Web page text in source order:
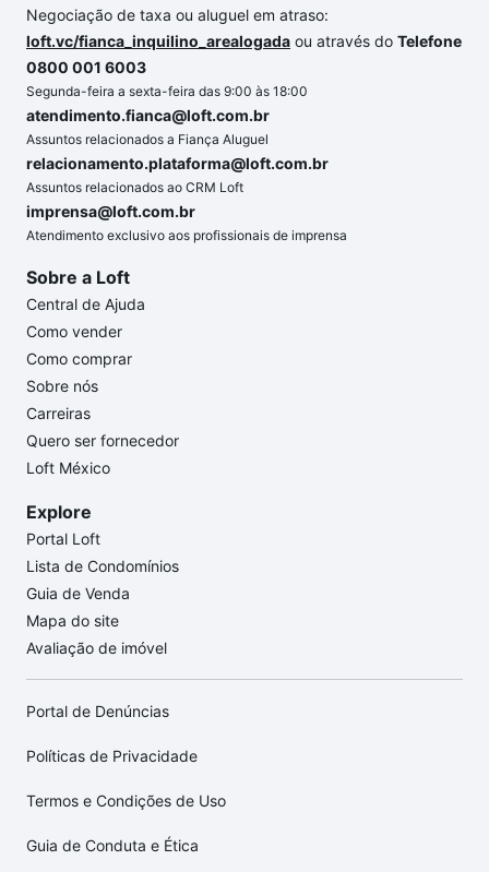
Negociação de taxa ou aluguel em atraso:
loft.vc/fianca_inquilino_arealogada ou através do Telefone
0800 001 6003
Segunda-feira a sexta-feira das 9:00 às 18:00
atendimento.fianca@loft.com.br
Assuntos relacionados a Fiança Aluguel
relacionamento.plataforma@loft.com.br
Assuntos relacionados ao CRM Loft
imprensa@loft.com.br
Atendimento exclusivo aos profissionais de imprensa
Sobre a Loft
Central de Ajuda
Como vender
Como comprar
Sobre nós
Carreiras
Quero ser fornecedor
Loft México
Explore
Portal Loft
Lista de Condomínios
Guia de Venda
Mapa do site
Avaliação de imóvel
Portal de Denúncias
Políticas de Privacidade
Termos e Condições de Uso
Guia de Conduta e Ética